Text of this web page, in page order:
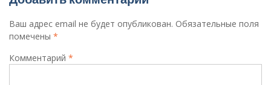
Ваш адрес email не будет опубликован. Обязательные поля
помечены *
Комментарий *